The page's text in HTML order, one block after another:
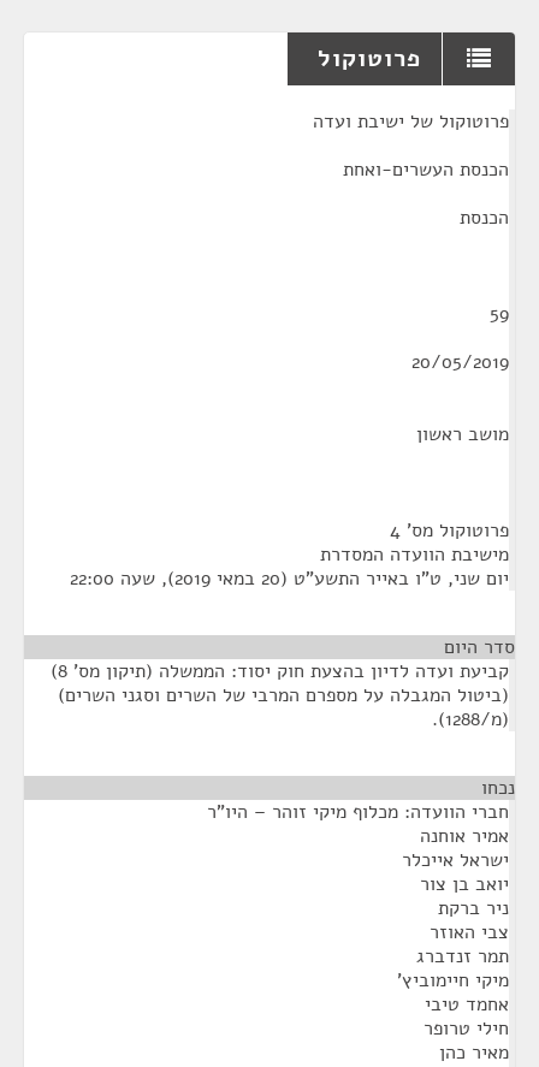
פרוטוקול
פרוטוקול של ישיבת ועדה
הכנסת העשרים-ואחת
הכנסת
59
20/05/2019
מושב ראשון
פרוטוקול מס' 4
מישיבת הוועדה המסדרת
יום שני, ט"ו באייר התשע"ט (20 במאי 2019), שעה 22:00
סדר היום
קביעת ועדה לדיון בהצעת חוק יסוד: הממשלה (תיקון מס' 8)
(ביטול המגבלה על מספרם המרבי של השרים וסגני השרים)
(מ/1288).
נכחו
חברי הוועדה: מכלוף מיקי זוהר – היו"ר
אמיר אוחנה
ישראל אייכלר
יואב בן צור
ניר ברקת
צבי האוזר
תמר זנדברג
מיקי חיימוביץ'
אחמד טיבי
חילי טרופר
מאיר כהן